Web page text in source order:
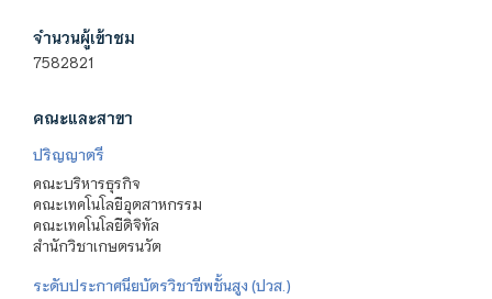
จำนวนผู้เข้าชม
7582821
คณะและสาขา
ปริญญาตรี
คณะบริหารธุรกิจ
คณะเทคโนโลยีอุตสาหกรรม
คณะเทคโนโลยีดิจิทัล
สำนักวิชาเกษตรนวัต
ระดับประกาศนียบัตรวิชาชีพชั้นสูง (ปวส.)